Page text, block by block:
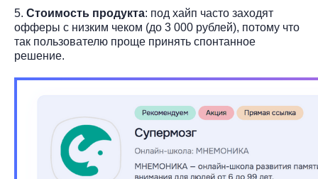
5. Стоимость продукта: под хайп часто заходят
офферы с низким чеком (до 3 000 рублей), потому что
так пользователю проще принять спонтанное
решение.